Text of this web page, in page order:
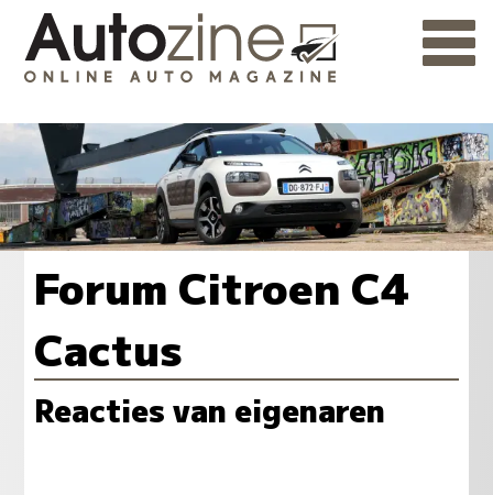
Forum Citroen C4
Cactus
Reacties van eigenaren